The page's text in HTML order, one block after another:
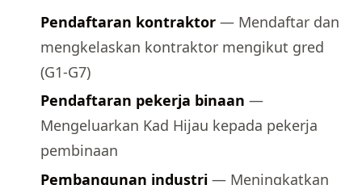
Pendaftaran kontraktor— Mendaftar dan
mengkelaskan kontraktor mengikut gred
(G1-G7)
Pendaftaran pekerja binaan —
Mengeluarkan Kad Hijau kepada pekerja
pembinaan
Pembangunan industri— Meningkatkan